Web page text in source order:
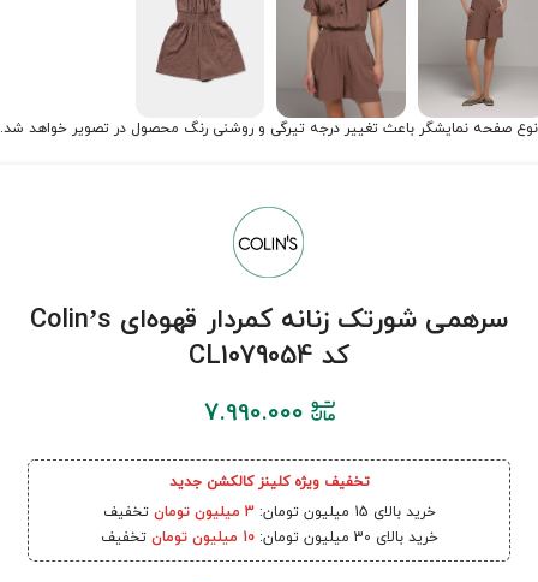
نوع صفحه نمایشگر باعث تغییر درجه تیرگی و روشنی رنگ محصول در تصویر خواهد شد.
سرهمی شورتک زنانه کمردار قهوه‌ای Colin’s
کد CL1079054
7.990.000
تخفیف ویژه کلینز کالکشن جدید
خرید بالای 15 میلیون تومان:
3 میلیون تومان
تخفیف
خرید بالای 30 میلیون تومان:
10 میلیون تومان تخفیف